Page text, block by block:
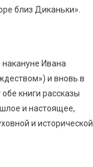
близ Диканьки».
Ивана
и вновь в
книги рассказы
и настоящее,
и исторической